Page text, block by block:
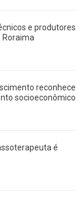
e produtores
reconhece
socioeconômico
é